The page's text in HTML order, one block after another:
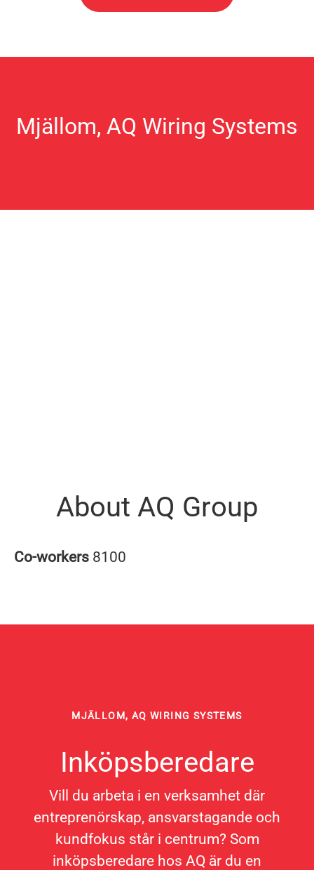
Mjällom, AQ Wiring Systems
About AQ Group
Co-workers 8100
MJÄLLOM, AQ WIRING SYSTEMS
Inköpsberedare
Vill du arbeta i en verksamhet där
entreprenörskap, ansvarstagande och
kundfokus står i centrum? Som
inköpsberedare hos AQ är du en